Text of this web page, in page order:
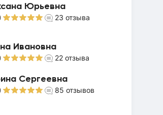
Юрьевна
23 отзыва
Ивановна
22 отзыва
Сергеевна
85 отзывов